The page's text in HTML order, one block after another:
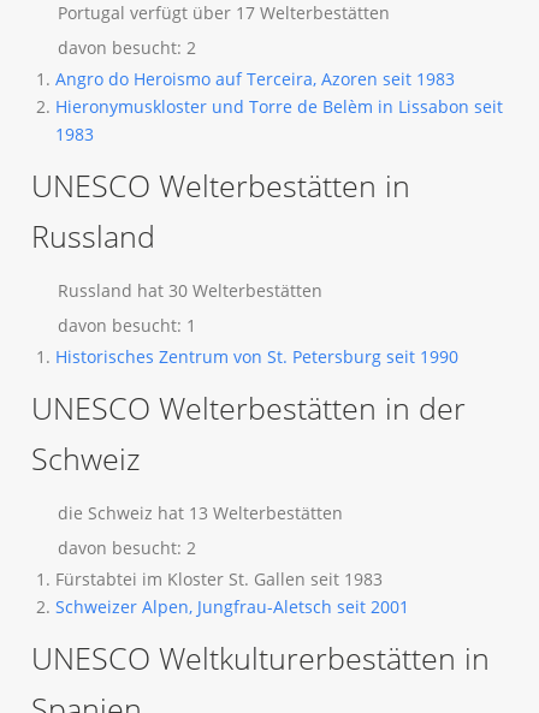
Portugal verfügt über 17 Welterbestätten
davon besucht: 2
Angro do Heroismo auf Terceira, Azoren seit 1983
Hieronymuskloster und Torre de Belèm in Lissabon seit
1983
UNESCO Welterbestätten in
Russland
Russland hat 30 Welterbestätten
davon besucht: 1
Historisches Zentrum von St. Petersburg seit 1990
UNESCO Welterbestätten in der
Schweiz
die Schweiz hat 13 Welterbestätten
davon besucht: 2
Fürstabtei im Kloster St. Gallen seit 1983
Schweizer Alpen, Jungfrau-Aletsch seit 2001
UNESCO Weltkulturerbestätten in